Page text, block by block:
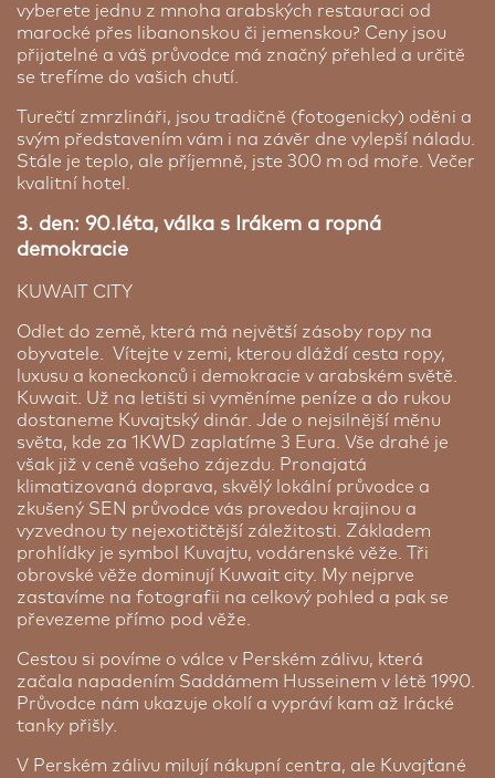
Hilton Garden Inn ★★★★
Ras Al Khaimah | 1 noc
Hotel Garden Inn spadající pod kvalitní síť hotelů
Hilton se může pochlubit 4 *. Poloha v centru Ras
al Khaimah je více než skvělá na to, abyste mohli
projít okolím, sednout si do restaurace nebo si
odskočit nahlédnout do obchodních center Al
Naaem nebo Al Manar. Hotelové pokoje jsou velmi
příjemné, moderně a funkčně zařízené. Některé
mají výhled na město, jiné na bazén, ve kterém si
můžete odpočinout. Na výběr máte bazény
dokonce hned dva. Pokoje splňují standard 4 * a
po oddechu můžete absolvovat i hotelové fitness
centrum nebo se zúčastnit hodiny jógy. Součástí
hotelu je i restaurace The Garden Grille s
dokonalým arabským grilem. Zkusíte?
GO Parking
blízkosti pražského letiště. Použijte následující
promo=SEN830s kódemSEN830a zajistěte si
výhodné parkování po dobu, kterou budete trávit
na zájezdu. Cena parkování závisí na délce vašeho
pobytu. Veškeré podrobnosti a aktuální sazby
najdete na partnerských stránkách. O vaše auto
bude postaráno, zatímco vy si užijete svou cestu
bez starostí.
Cena dle délky parkování
vyberete jednu z mnoha arabských restauraci od
marocké přes libanonskou či jemenskou? Ceny jsou
přijatelné a váš průvodce má značný přehled a určitě
se trefíme do vašich chutí.
Turečtí zmrzlináři, jsou tradičně (fotogenicky) oděni a
svým představením vám i na závěr dne vylepší náladu.
Stále je teplo, ale příjemně, jste 300 m od moře. Večer
kvalitní hotel.
3. den: 90.léta, válka s Irákem a ropná
demokracie
KUWAIT CITY
Odlet do země, která má největší zásoby ropy na
obyvatele. Vítejte v zemi, kterou dláždí cesta ropy,
luxusu a koneckonců i demokracie v arabském světě.
Kuwait. Už na letišti si vyměníme peníze a do rukou
dostaneme Kuvajtský dinár. Jde o nejsilnější měnu
světa, kde za 1KWD zaplatíme 3 Eura. Vše drahé je
však již v ceně vašeho zájezdu. Pronajatá
klimatizovaná doprava, skvělý lokální průvodce a
zkušený SEN průvodce vás provedou krajinou a
vyzvednou ty nejexotičtější záležitosti. Základem
prohlídky je symbol Kuvajtu, vodárenské věže. Tři
obrovské věže dominují Kuwait city. My nejprve
zastavíme na fotografii na celkový pohled a pak se
převezeme přímo pod věže.
Cestou si povíme o válce v Perském zálivu, která
začala napadením Saddámem Husseinem v létě 1990.
Průvodce nám ukazuje okolí a vypráví kam až Irácké
tanky přišly.
V Perském zálivu milují nákupní centra, ale Kuvajťané